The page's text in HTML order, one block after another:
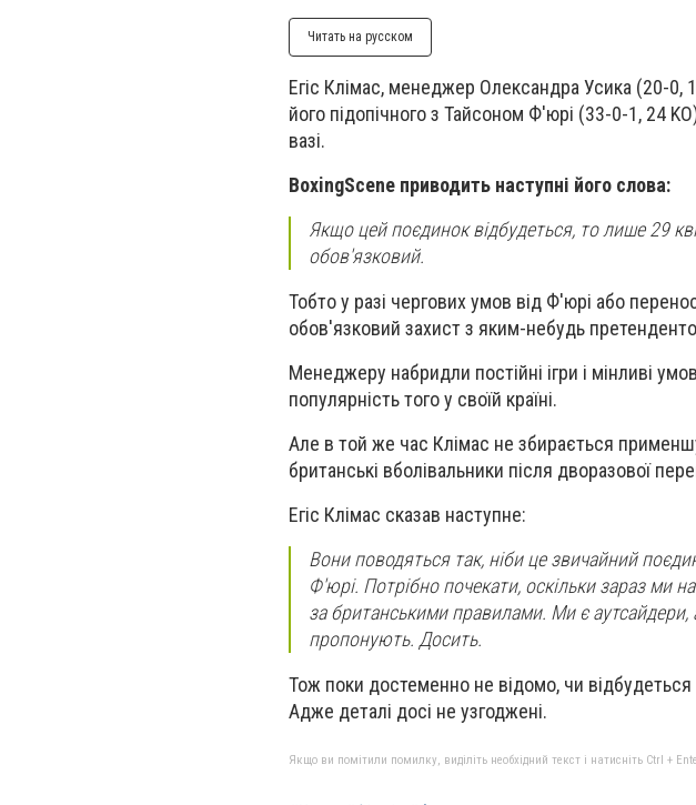
Читать на русском
Егіс Клімас, менеджер Олександра Усика (20-0,
його підопічного з Тайсоном Ф'юрі (33-0-1, 24
вазі.
BoxingScene приводить наступні його слова:
Якщо цей поєдинок відбудеться, то лише 29
обов'язковий.
Тобто у разі чергових умов від Ф'юрі або
обов'язковий захист з яким-небудь
Менеджеру набридли постійні ігри і мінливі
популярність того у своїй країні.
Але в той же час Клімас не збирається
британські вболівальники після дворазової
Егіс Клімас сказав наступне:
Вони поводяться так, ніби це звичайний
Ф'юрі. Потрібно почекати, оскільки зараз ми
за британськими правилами. Ми є
пропонують. Досить.
Тож поки достеменно не відомо, чи відбудеться
Адже деталі досі не узгоджені.
Якщо ви помітили помилку, виділіть необхідний текст і натисніть Ctrl +